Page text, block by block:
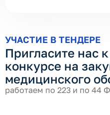
УЧАСТИЕ В ТЕНДЕРЕ
Пригласите нас
конкурсе на
медицинского
работаем по 223 и по 44